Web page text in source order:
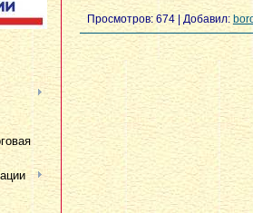
Просмотров: 674 Добавил: